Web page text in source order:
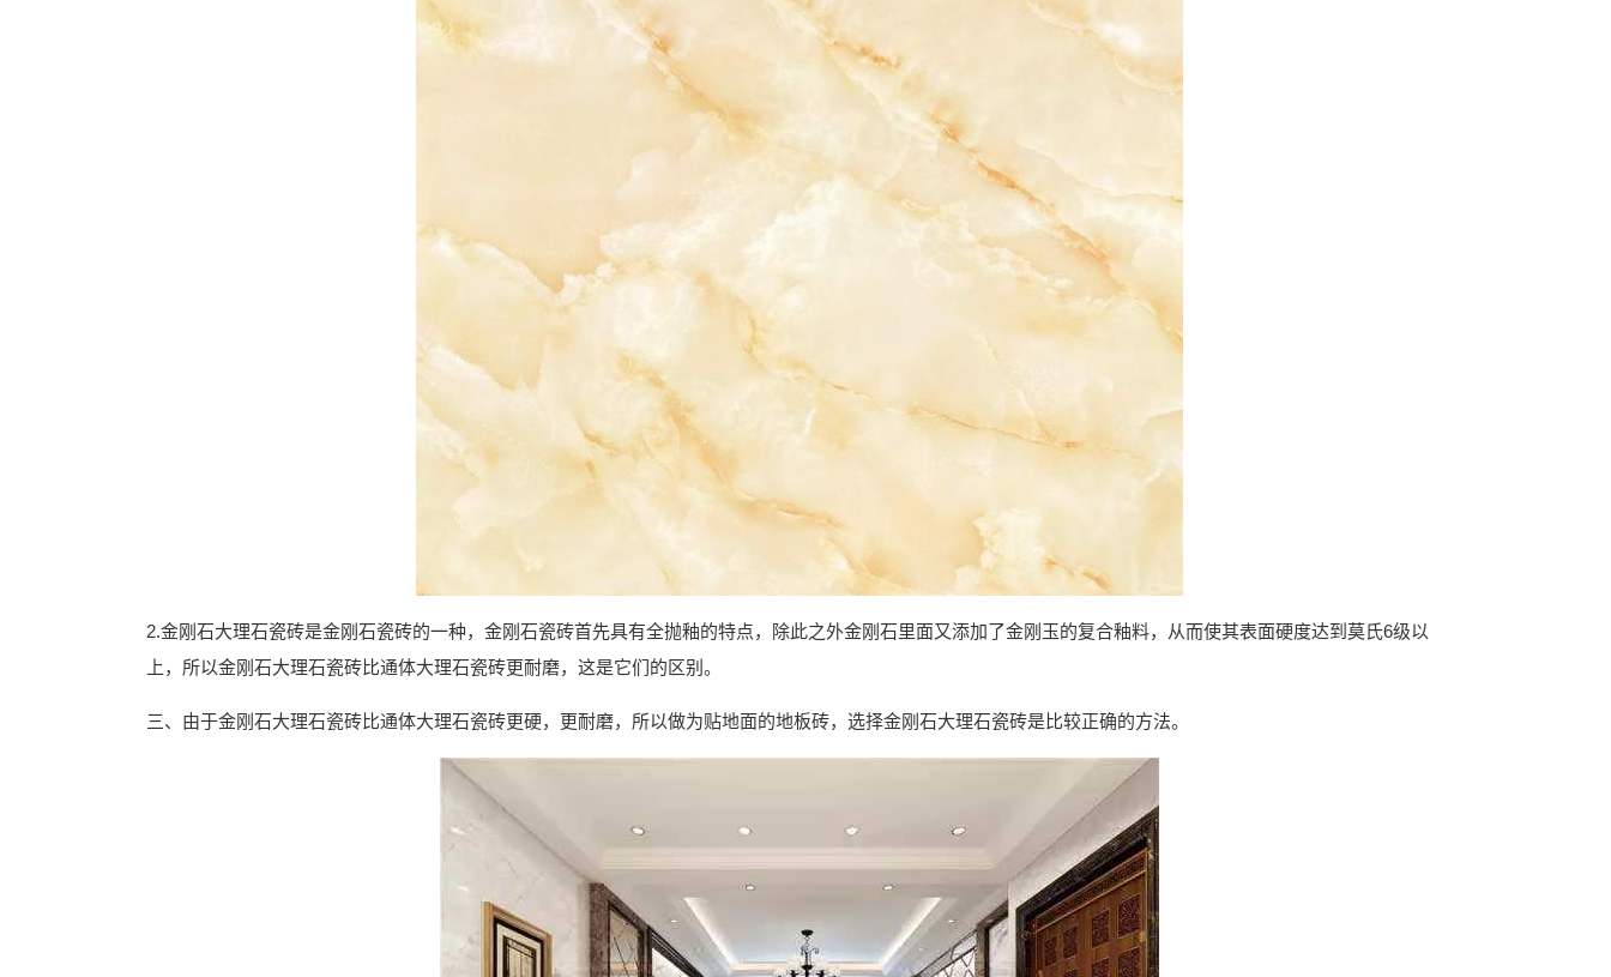
2.金刚石大理石瓷砖是金刚石瓷砖的一种，金刚石瓷砖首先具有全抛釉的特点，除此之外金刚石里面又添加了金刚玉的复合釉料，从而使其表面硬度达到莫氏6级以
上，所以金刚石大理石瓷砖比通体大理石瓷砖更耐磨，这是它们的区别。
三、由于金刚石大理石瓷砖比通体大理石瓷砖更硬，更耐磨，所以做为贴地面的地板砖，选择金刚石大理石瓷砖是比较正确的方法。